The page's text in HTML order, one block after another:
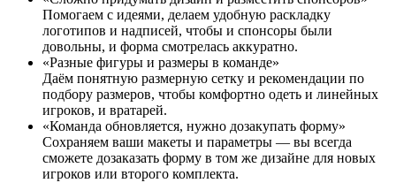
Помогаем с идеями, делаем удобную раскладку
логотипов и надписей, чтобы и спонсоры были
довольны, и форма смотрелась аккуратно.
«Разные фигуры и размеры в команде»
Даём понятную размерную сетку и рекомендации по
подбору размеров, чтобы комфортно одеть и линейных
игроков, и вратарей.
«Команда обновляется, нужно дозакупать форму»
Сохраняем ваши макеты и параметры — вы всегда
сможете дозаказать форму в том же дизайне для новых
игроков или второго комплекта.